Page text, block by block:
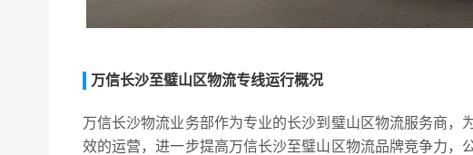
万信长沙至璧山区物流专线运行概况
万信长沙物流业务部作为专业的长沙到璧山区物流服务商，
效的运营，进一步提高万信长沙至璧山区物流品牌竞争力